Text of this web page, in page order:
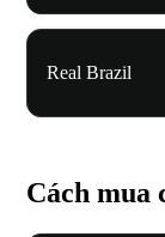
Real Brazil
Cách mua